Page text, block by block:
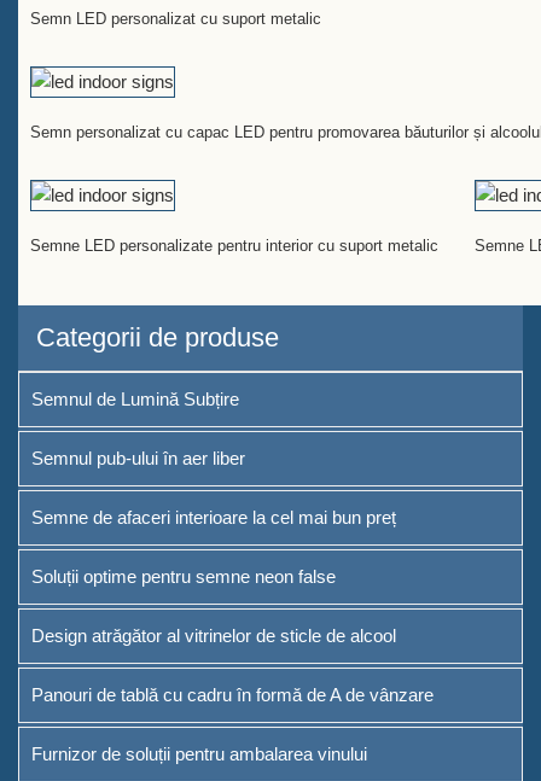
Semn LED personalizat cu suport metalic
Semn personalizat cu capac LED pentru promovarea băuturilor și
Semne LED personalizate pentru interior cu suport metalic Semne
Categorii de produse
Semnul de Lumină Subțire
Semnul pub-ului în aer liber
Semne de afaceri interioare la cel mai bun preț
Soluții optime pentru semne neon false
Design atrăgător al vitrinelor de sticle de alcool
Panouri de tablă cu cadru în formă de A de vânzare
Furnizor de soluții pentru ambalarea vinului